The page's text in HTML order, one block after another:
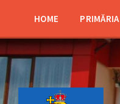
sidebar
sidebar
HOME PRIMĂRIA